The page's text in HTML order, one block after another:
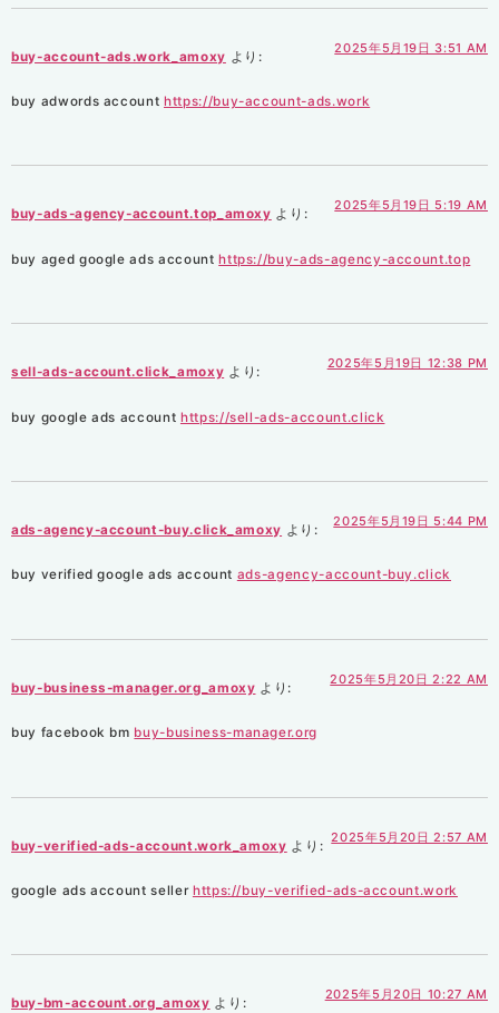
buy-account-ads.work_amoxy より:
2025年5月19日 3:51 AM
buy adwords account https://buy-account-ads.work
buy-ads-agency-account.top_amoxy より:
2025年5月19日 5:19 AM
buy aged google ads accounthttps://buy-ads-agency-account.top
sell-ads-account.click_amoxy より:
2025年5月19日 12:38 PM
buy google ads account https://sell-ads-account.click
ads-agency-account-buy.click_amoxy より:
2025年5月19日 5:44 PM
buy verified google ads account ads-agency-account-buy.click
buy-business-manager.org_amoxy より:
2025年5月20日 2:22 AM
buy facebook bm buy-business-manager.org
buy-verified-ads-account.work_amoxy より:
2025年5月20日 2:57 AM
google ads account seller https://buy-verified-ads-account.work
buy-bm-account.org_amoxy より:
2025年5月20日 10:27 AM